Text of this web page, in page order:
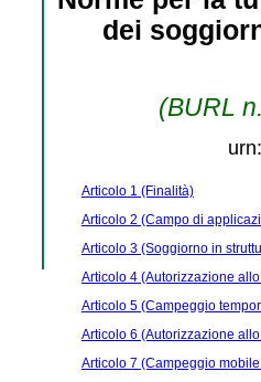
dei
(BURL
Articolo 1 (Finalità)
Articolo 2 (Campo di
Articolo 3 (Soggiorno in
Articolo 4 (Autorizzazione
Articolo 5 (Campeggio
Articolo 6 (Autorizzazione
Articolo 7 (Campeggio